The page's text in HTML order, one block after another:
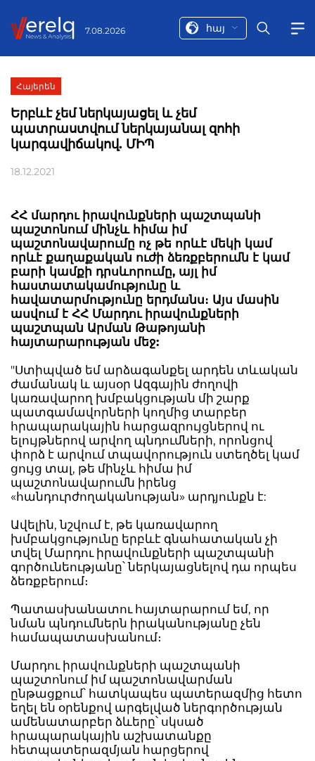
7.08.2026 հայ
Հայերեն
Երբևէ չեմ ներկայացել և չեմ
պատրաստվում ներկայանալ զոհի
կարգավիճակով. ՄԻՊ
18.12.2021
ՀՀ մարդու իրավունքների պաշտպանի
պաշտոնում մինչև հիմա իմ
պաշտոնավարումը ոչ թե որևէ մեկի կամ
որևէ քաղաքական ուժի ձեռքբերումն է կամ
բարի կամքի դրսևորումը, այլ իմ
հաստատակամությունը և
հավատարմությունը երդմանս։ Այս մասին
ասվում է ՀՀ Մարդու իրավունքների
պաշտպան Արման Թաթոյանի
հայտարարության մեջ:
"Ստիպված եմ արձագանքել արդեն տևական
ժամանակ և այսօր Ազգային ժողովի
կառավարող խմբակցության մի շարք
պատգամավորների կողմից տարբեր
հրապարակային հարցազրույցներով ու
ելույթներով արվող պնդումների, որոնցով
փորձ է արվում տպավորություն ստեղծել կամ
ցույց տալ, թե մինչև հիմա իմ
պաշտոնավարումն իրենց
«հանդուրժողականության» արդյունքն է:
Ավելին, նշվում է, թե կառավարող
խմբակցությունը երբևէ գնահատական չի
տվել Մարդու իրավունքների պաշտպանի
գործունեությանը՝ ներկայացնելով դա որպես
ձեռքբերում։
Պատասխանատու հայտարարում եմ, որ
նման պնդումներն իրականությանը չեն
համապատասխանում։
Մարդու իրավունքների պաշտպանի
պաշտոնում իմ պաշտոնավարման
ընթացքում՝ հատկապես պատերազմից հետո
եղել են օրենքով արգելված ներգործության
ամենատարբեր ձևերը՝ սկսած
հրապարակային աշխատանքը
հետպատերազմյան հարցերով